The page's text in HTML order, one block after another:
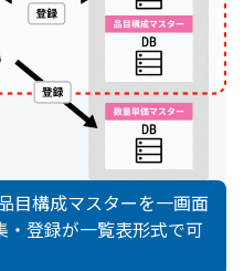
目構成マスターを一画面
・登録が一覧表形式で可